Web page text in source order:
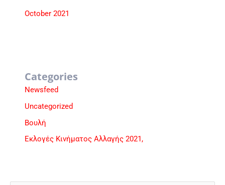
October 2021
Categories
Newsfeed
Uncategorized
Βουλή
Εκλογές Κινήματος Αλλαγής 2021,